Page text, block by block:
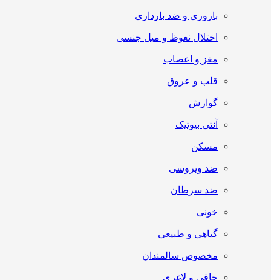
باروری و ضد بارداری
اختلال نعوظ و میل جنسی
مغز و اعصاب
قلب و عروق
گوارش
آنتی‌ بیوتیک
مسکن
ضد ویروسی
ضد سرطان
خونی
گیاهی و طبیعی
مخصوص سالمندان
چاقی و لاغری